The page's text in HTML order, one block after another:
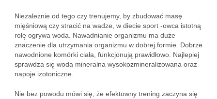
Niezależnie od tego czy trenujemy, by zbudować masę
mięśniową czy stracić na wadze, w diecie sport -owca istotną
rolę ogrywa woda. Nawadnianie organizmu ma duże
znaczenie dla utrzymania organizmu w dobrej formie. Dobrze
nawodnione komórki ciała, funkcjonują prawidłowo. Najlepiej
sprawdza się woda mineralna wysokozmineralizowana oraz
napoje izotoniczne.
Nie bez powodu mówi się, że efektowny trening zaczyna się